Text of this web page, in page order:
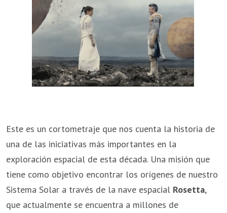
Este es un cortometraje que nos cuenta la historia de
una de las iniciativas más importantes en la
exploración espacial de esta década. Una misión que
tiene como objetivo encontrar los orígenes de nuestro
Sistema Solar a través de la nave espacial Rosetta,
que actualmente se encuentra a millones de